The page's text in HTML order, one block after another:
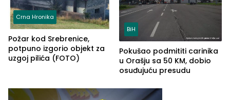
Crna Hronika
Požar kod Srebrenice,
potpuno izgorio objekt za
uzgoj pilića (FOTO)
BiH
Pokušao podmititi carinika
u Orašju sa 50 KM, dobio
osuđujuću presudu